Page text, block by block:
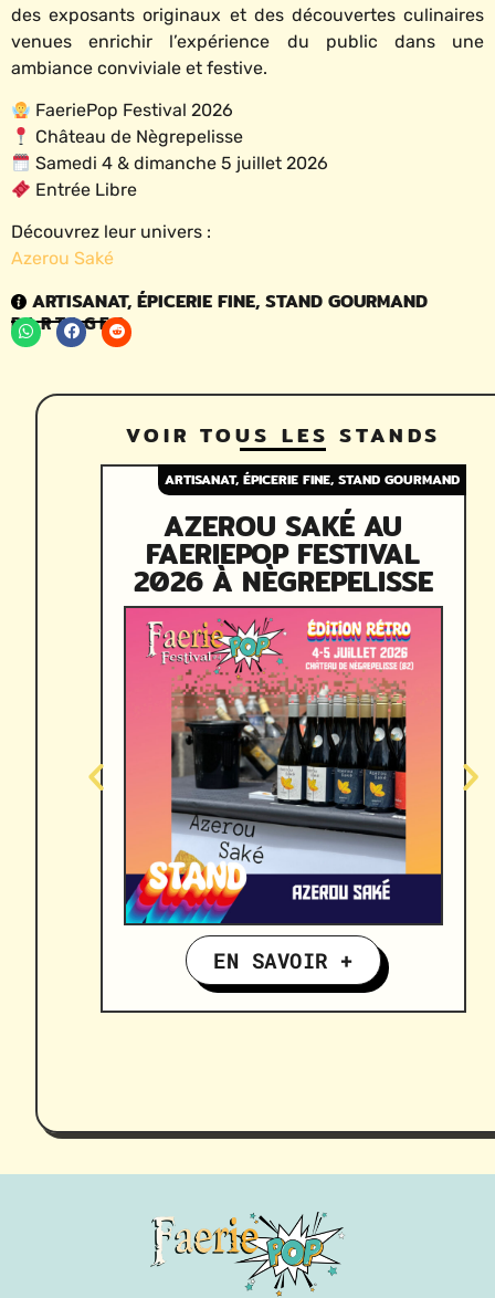
des exposants originaux et des découvertes culinaires
venues enrichir l’expérience du public dans une
ambiance conviviale et festive.
FaeriePop Festival 2026
Château de Nègrepelisse
Samedi 4 & dimanche 5 juillet 2026
Entrée Libre
Découvrez leur univers :
Azerou Saké
ARTISANAT, ÉPICERIE FINE, STAND GOURMAND
PARTAGER
VOIR TOUS LES STANDS
ARTISANAT, ÉPICERIE FINE, STAND GOURMAND
AZEROU SAKÉ AU
FAERIEPOP FESTIVAL
2026 À NÈGREPELISSE
EN SAVOIR +